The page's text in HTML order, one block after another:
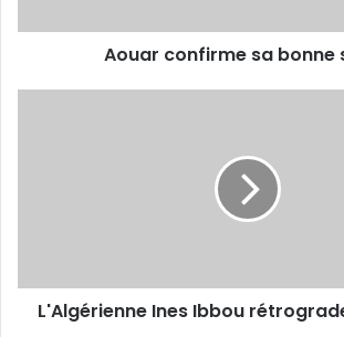
Aouar confirme sa bonne
L'Algérienne Ines Ibbou